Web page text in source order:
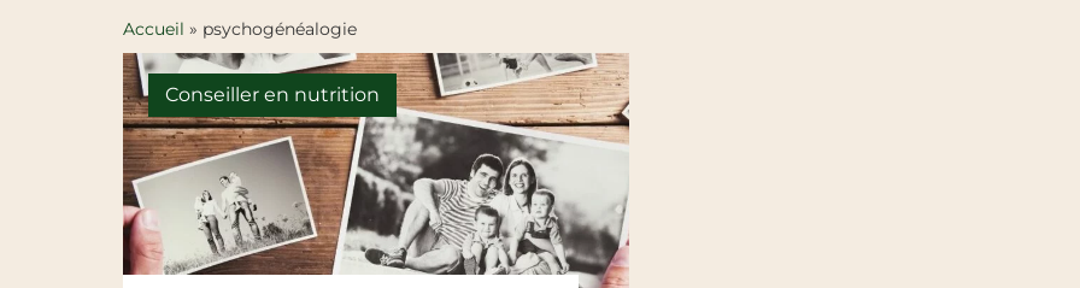
Accueil » psychogénéalogie
Conseiller en nutrition